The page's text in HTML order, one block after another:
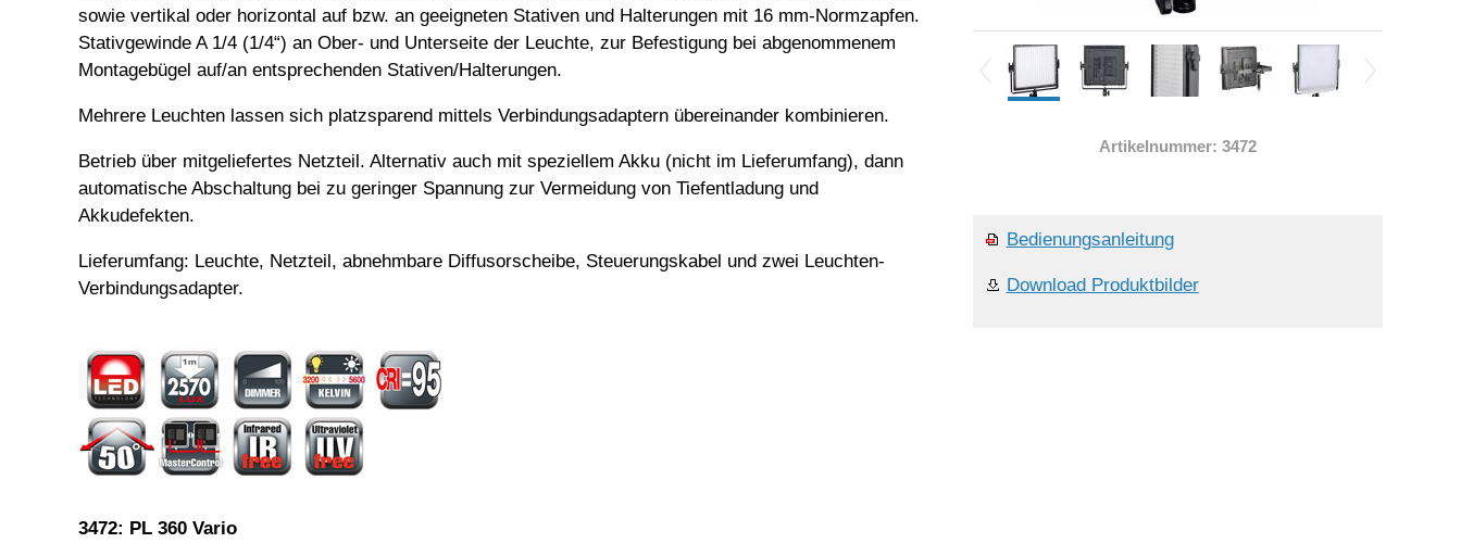
sowie vertikal oder horizontal auf bzw. an geeigneten Stativen und Halterungen mit 16 mm-Normzapfen.
Stativgewinde A 1/4 (1/4“) an Ober- und Unterseite der Leuchte, zur Befestigung bei abgenommenem
Montagebügel auf/an entsprechenden Stativen/Halterungen.
Mehrere Leuchten lassen sich platzsparend mittels Verbindungsadaptern übereinander kombinieren.
Betrieb über mitgeliefertes Netzteil. Alternativ auch mit speziellem Akku (nicht im Lieferumfang), dann
automatische Abschaltung bei zu geringer Spannung zur Vermeidung von Tiefentladung und
Akkudefekten.
Lieferumfang: Leuchte, Netzteil, abnehmbare Diffusorscheibe, Steuerungskabel und zwei Leuchten-
Verbindungsadapter.
3472: PL 360 Vario
Artikelnummer: 3472
Bedienungsanleitung
Download Produktbilder